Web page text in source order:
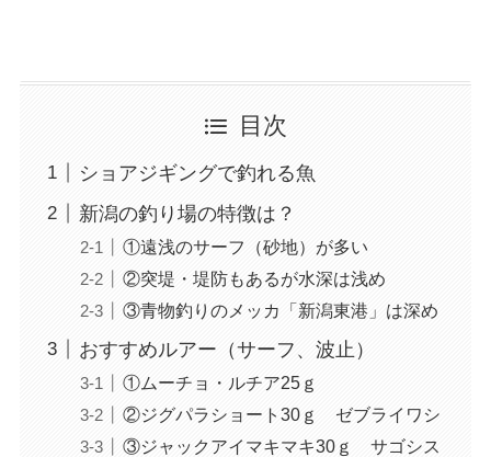
目次
ショアジギングで釣れる魚
新潟の釣り場の特徴は？
①遠浅のサーフ（砂地）が多い
②突堤・堤防もあるが水深は浅め
③青物釣りのメッカ「新潟東港」は深め
おすすめルアー（サーフ、波止）
①ムーチョ・ルチア25ｇ
②ジグパラショート30ｇ ゼブライワシ
③ジャックアイマキマキ30ｇ サゴシス